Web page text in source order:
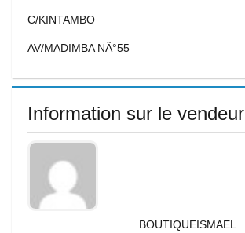
C/KINTAMBO
AV/MADIMBA NÂ°55
Information sur le vendeur
BOUTIQUEISMAEL